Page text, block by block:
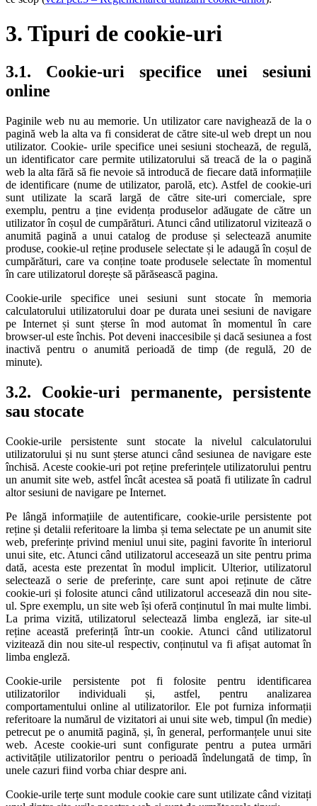
3. Tipuri de cookie-uri
3.1. Cookie-uri specifice unei sesiuni
online
Paginile web nu au memorie. Un utilizator care navighează de la o
pagină web la alta va fi considerat de către site-ul web drept un nou
utilizator. Cookie- urile specifice unei sesiuni stochează, de regulă,
un identificator care permite utilizatorului să treacă de la o pagină
web la alta fără să fie nevoie să introducă de fiecare dată informațiile
de identificare (nume de utilizator, parolă, etc). Astfel de cookie-uri
sunt utilizate la scară largă de către site-uri comerciale, spre
exemplu, pentru a ține evidența produselor adăugate de către un
utilizator în coșul de cumpărături. Atunci când utilizatorul vizitează o
anumită pagină a unui catalog de produse și selectează anumite
produse, cookie-ul reține produsele selectate și le adaugă în coșul de
cumpărături, care va conține toate produsele selectate în momentul
în care utilizatorul dorește să părăsească pagina.
Cookie-urile specifice unei sesiuni sunt stocate în memoria
calculatorului utilizatorului doar pe durata unei sesiuni de navigare
pe Internet și sunt șterse în mod automat în momentul în care
browser-ul este închis. Pot deveni inaccesibile și dacă sesiunea a fost
inactivă pentru o anumită perioadă de timp (de regulă, 20 de
minute).
3.2. Cookie-uri permanente, persistente
sau stocate
Cookie-urile persistente sunt stocate la nivelul calculatorului
utilizatorului și nu sunt șterse atunci când sesiunea de navigare este
închisă. Aceste cookie-uri pot reține preferințele utilizatorului pentru
un anumit site web, astfel încât acestea să poată fi utilizate în cadrul
altor sesiuni de navigare pe Internet.
Pe lângă informațiile de autentificare, cookie-urile persistente pot
reține și detalii referitoare la limba și tema selectate pe un anumit site
web, preferințe privind meniul unui site, pagini favorite în interiorul
unui site, etc. Atunci când utilizatorul accesează un site pentru prima
dată, acesta este prezentat în modul implicit. Ulterior, utilizatorul
selectează o serie de preferințe, care sunt apoi reținute de către
cookie-uri și folosite atunci când utilizatorul accesează din nou site-
ul. Spre exemplu, un site web își oferă conținutul în mai multe limbi.
La prima vizită, utilizatorul selectează limba engleză, iar site-ul
reține această preferință într-un cookie. Atunci când utilizatorul
vizitează din nou site-ul respectiv, conținutul va fi afișat automat în
limba engleză.
Cookie-urile persistente pot fi folosite pentru identificarea
utilizatorilor individuali și, astfel, pentru analizarea
comportamentului online al utilizatorilor. Ele pot furniza informații
referitoare la numărul de vizitatori ai unui site web, timpul (în medie)
petrecut pe o anumită pagină, și, în general, performanțele unui site
web. Aceste cookie-uri sunt configurate pentru a putea urmări
activitățile utilizatorilor pentru o perioadă îndelungată de timp, în
unele cazuri fiind vorba chiar despre ani.
Cookie-urile terțe sunt module cookie care sunt utilizate când vizitați